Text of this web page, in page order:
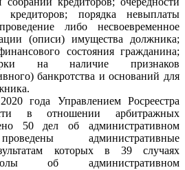
кредиторов; порядка невыплаты
либо несвоевременное
(описи) имущества должника;
состояния гражданина;
на наличие признаков
банкротства и оснований для
года Управлением Росреестра
в отношении арбитражных
50 дел об административном
административные
которых в 39 случаях
об административном